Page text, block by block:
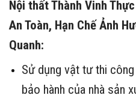
Nội thất Thành Vinh
An Toàn, Hạn Chế Ảnh
Quanh:
Sử dụng vật tư thi
bảo hành của nhà sản